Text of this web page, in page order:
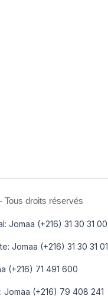
Tous droits réservés
Jomaa (+216) 31 30 31 00
Jomaa (+216) 31 30 31 01
(+216) 71 491 600
Jomaa (+216) 79 408 241